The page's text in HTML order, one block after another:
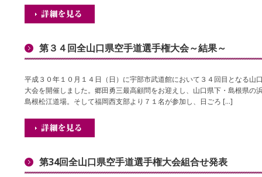
第３４回全山口県空手道選手権大会～結果～
平成３０年１０月１４日（日）に宇部市武道館において３４回目となる山
大会を開催しました。郷田勇三最高顧問をお迎えし、山口県下・島根県の
島根松江道場。そして福岡西支部より７１名が参加し、日ごろ […]
第34回全山口県空手道選手権大会組合せ発表